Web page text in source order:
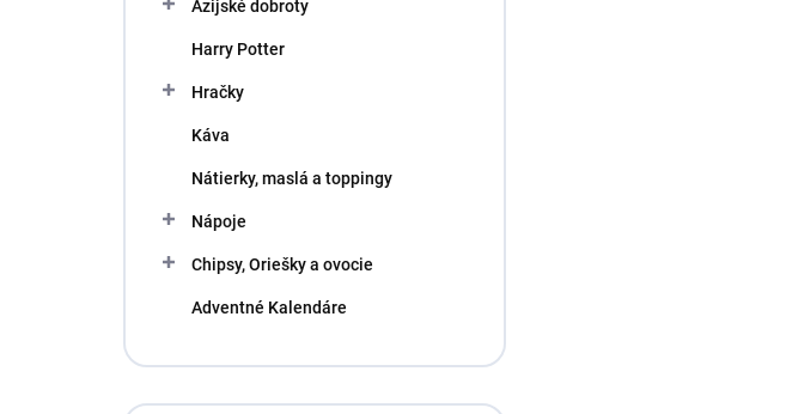
Ázijské dobroty
Harry Potter
Hračky
Káva
Nátierky, maslá a toppingy
Nápoje
Chipsy, Oriešky a ovocie
Adventné Kalendáre